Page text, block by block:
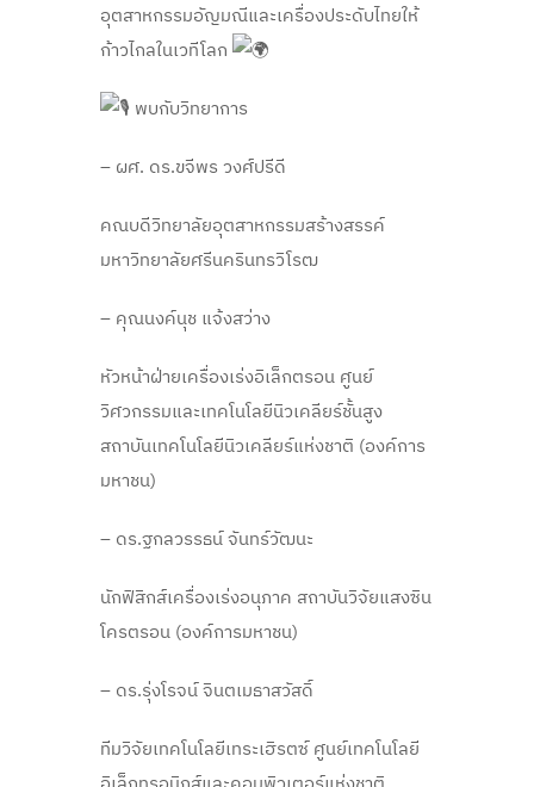
อุตสาหกรรมอัญมณีและเครื่องประดับไทยให้
ก้าวไกลในเวทีโลก
พบกับวิทยาการ
– ผศ. ดร.ขจีพร วงศ์ปรีดี
คณบดีวิทยาลัยอุตสาหกรรมสร้างสรรค์
มหาวิทยาลัยศรีนครินทรวิโรฒ
– คุณนงค์นุช แจ้งสว่าง
หัวหน้าฝ่ายเครื่องเร่งอิเล็กตรอน ศูนย์
วิศวกรรมและเทคโนโลยีนิวเคลียร์ชั้นสูง
สถาบันเทคโนโลยีนิวเคลียร์แห่งชาติ (องค์การ
มหาชน)
– ดร.ฐกลวรรธน์ จันทร์วัฒนะ
นักฟิสิกส์เครื่องเร่งอนุภาค สถาบันวิจัยแสงซิน
โครตรอน (องค์การมหาชน)
– ดร.รุ่งโรจน์ จินตเมธาสวัสดิ์
ทีมวิจัยเทคโนโลยีเทระเฮิรตซ์ ศูนย์เทคโนโลยี